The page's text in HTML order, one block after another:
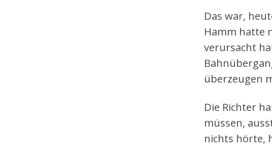
Das war,
Hamm hatte
verursacht
überzeugen
Die Richter
müssen,
nichts hörte,